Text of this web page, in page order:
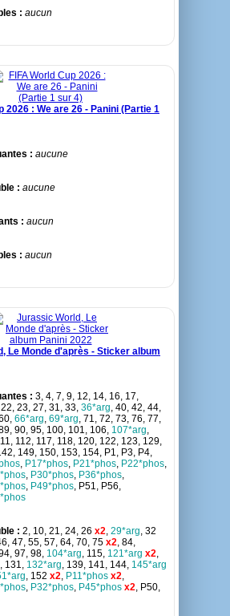
: aucun
2026 : We are 26 - Panini (Partie 1
: aucune
: aucune
: aucun
: aucun
Le Monde d'après - Sticker album
: 3, 4, 7, 9, 12, 14, 16, 17,
23, 27, 31, 33, 36*arg, 40, 42, 44,
66*arg, 69*arg, 71, 72, 73, 76, 77,
90, 95, 100, 101, 106, 107*arg,
112, 117, 118, 120, 122, 123, 129,
149, 150, 153, 154, P1, P3, P4,
, P17*phos, P21*phos, P22*phos,
, P30*phos, P36*phos,
, P49*phos, P51, P56,
: 2, 10, 21, 24, 26 x2, 29*arg, 32
47, 55, 57, 64, 70, 75 x2, 84,
97, 98, 104*arg, 115, 121*arg x2,
, 131, 132*arg, 139, 141, 144, 145*arg
, 152 x2, P11*phos x2,
, P32*phos, P45*phos x2, P50,